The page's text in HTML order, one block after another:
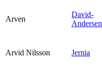
Arven
David-
Andersen
Arvid Nilsson Jernia